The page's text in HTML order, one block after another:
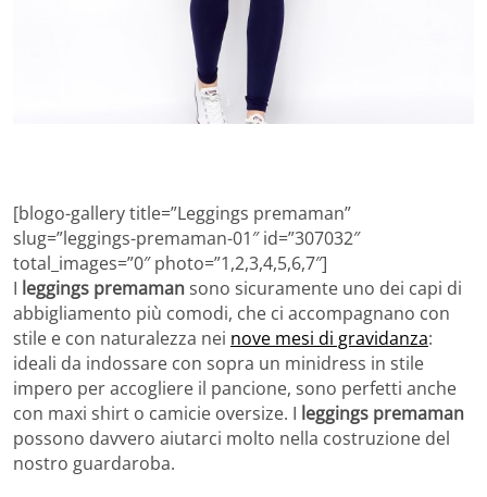
[blogo-gallery title=”Leggings premaman”
slug=”leggings-premaman-01″ id=”307032″
total_images=”0″ photo=”1,2,3,4,5,6,7″]
I leggings premamansono sicuramente uno dei capi di
abbigliamento più comodi, che ci accompagnano con
stile e con naturalezza nei nove mesi di gravidanza:
ideali da indossare con sopra un minidress in stile
impero per accogliere il pancione, sono perfetti anche
con maxi shirt o camicie oversize. I leggings premaman
possono davvero aiutarci molto nella costruzione del
nostro guardaroba.